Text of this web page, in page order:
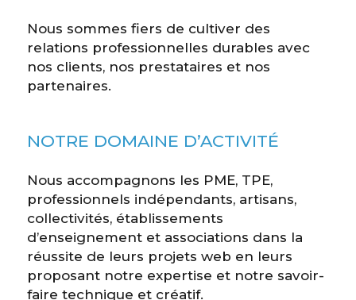
Nous sommes fiers de cultiver des
relations professionnelles durables avec
nos clients, nos prestataires et nos
partenaires.
NOTRE DOMAINE D’ACTIVITÉ
Nous accompagnons les PME, TPE,
professionnels indépendants, artisans,
collectivités, établissements
d’enseignement et associations dans la
réussite de leurs projets web en leurs
proposant notre expertise et notre savoir-
faire technique et créatif.